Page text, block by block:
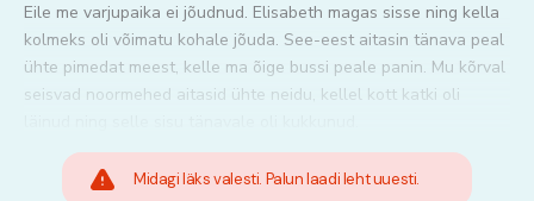
Eile me varjupaika ei jõudnud. Elisabeth magas sisse ning kella
kolmeks oli võimatu kohale jõuda. See-eest aitasin tänava peal
ühte pimedat meest, kelle ma õige bussi peale panin. Mu kõrval
seisvad noormehed aitasid ühte neidu, kellel kott katki oli
Midagi läks valesti. Palun laadi leht uuesti.